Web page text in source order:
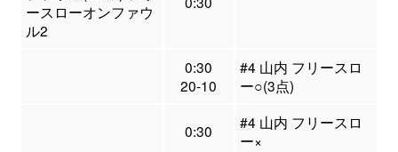
ースローオンファウ
ル2
0:30
20-10
#4 山内 フリースロ
ー○(3点)
0:30
#4 山内 フリースロ
ー×